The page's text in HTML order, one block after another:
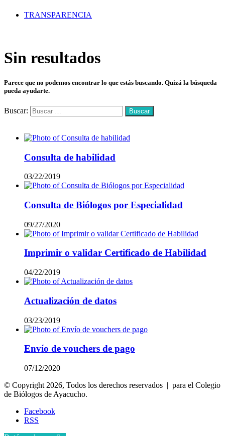
TRANSPARENCIA
Sin resultados
Parece que no podemos encontrar lo que estás buscando. Quizá la búsqueda
pueda ayudarte.
Buscar:
Consulta de habilidad
03/22/2019
Consulta de Biólogos por Especialidad
09/27/2020
Imprimir o validar Certificado de Habilidad
04/22/2019
Actualización de datos
03/23/2019
Envío de vouchers de pago
07/12/2020
© Copyright 2026, Todos los derechos reservados | para el Colegio
de Biólogos de Ayacucho.
Facebook
RSS